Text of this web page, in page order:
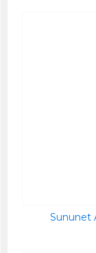
Sununet